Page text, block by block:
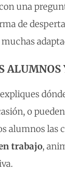
una
de
o
alumnos las
trabajo,